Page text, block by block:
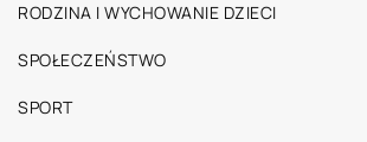
RODZINA I WYCHOWANIE DZIECI
SPOŁECZEŃSTWO
SPORT